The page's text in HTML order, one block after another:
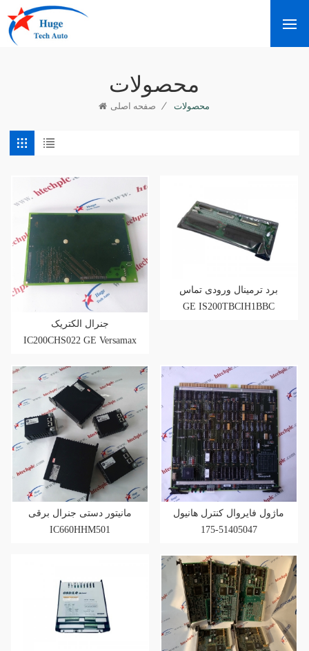
محصولات
صفحه اصلی / محصولات
جنرال الکتریک
IC200CHS022 GE Versamax
برد ترمینال ورودی تماس
GE IS200TBCIH1BBC
مانیتور دستی جنرال برقی
IC660HHM501
ماژول فایروال کنترل هانیول
51405047-175